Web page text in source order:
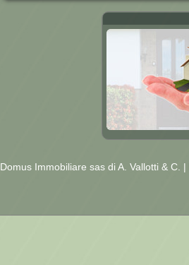
Domus Immobiliare sas di A. Vallotti & C. |